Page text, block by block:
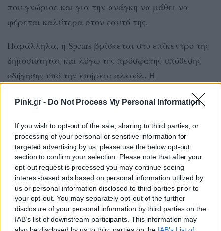
Pink.gr - Do Not Process My Personal Information
If you wish to opt-out of the sale, sharing to third parties, or
processing of your personal or sensitive information for
targeted advertising by us, please use the below opt-out
section to confirm your selection. Please note that after your
opt-out request is processed you may continue seeing
interest-based ads based on personal information utilized by
us or personal information disclosed to third parties prior to
your opt-out. You may separately opt-out of the further
disclosure of your personal information by third parties on the
IAB’s list of downstream participants. This information may
also be disclosed by us to third parties on the IAB’s List of
που γνώρισε και για την ανάγκη να μάθει να
φέρεται καλύτερα στον εαυτό της.
Παράλληλα, η Spears βρίσκεται στο επίκεντρο της
δημοσιότητας και λόγω της πρόσφατης υπόθεσης
οδήγησης υπό την επήρεια αλκοόλ. Η
πλημμεληματική επικίνδυνη οδήγηση, ενώ της
παρακολούθηση ψυχολόγου και ψυχιάτρου.
ΔΙΑΦΗΜΙΣΗ